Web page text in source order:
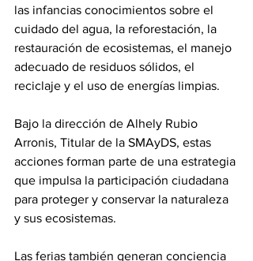
las infancias conocimientos sobre el
cuidado del agua, la reforestación, la
restauración de ecosistemas, el manejo
adecuado de residuos sólidos, el
reciclaje y el uso de energías limpias.
Bajo la dirección de Alhely Rubio
Arronis, Titular de la SMAyDS, estas
acciones forman parte de una estrategia
que impulsa la participación ciudadana
para proteger y conservar la naturaleza
y sus ecosistemas.
Las ferias también generan conciencia